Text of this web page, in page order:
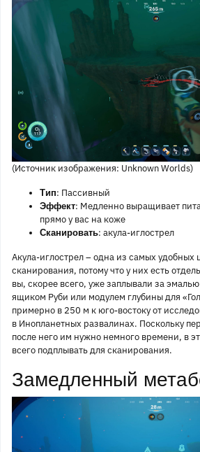
(Источник изображения: Unknown Worlds)
Тип: Пассивный
Эффект: Медленно выращивает
прямо у вас на коже
Сканировать: акула-иглострел
Акула-иглострел – одна из самых удобных
сканирования, потому что у них есть
вы, скорее всего, уже заплывали за
ящиком Руби или модулем глубины для
примерно в 250 м к юго-востоку от
в Инопланетных развалинах. Поскольку
после него им нужно немного времени, в
всего подплывать для сканирования.
Замедленный